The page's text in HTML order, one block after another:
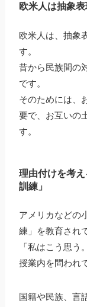
欧米人は抽象
欧米人は、抽象
す。
昔から民族間の
です。
そのためには、
要で、お互いの
す。
理由付けを考
訓練」
アメリカなどの
練」を教育され
「私はこう思
授業内を問われ
国籍や民族、言